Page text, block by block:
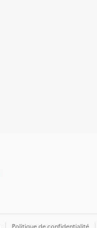
Politique de confidentialité